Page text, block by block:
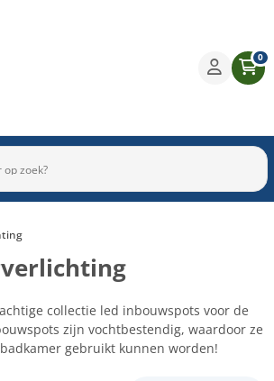
0
Buitenverlichting
collectie led inbouwspots voor de
zijn vochtbestendig, waardoor ze
gebruikt kunnen worden!